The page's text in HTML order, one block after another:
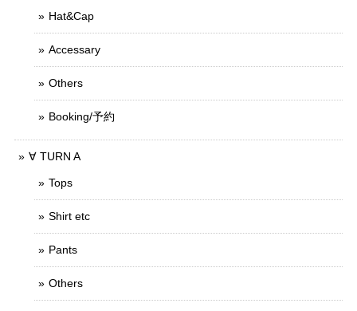
Hat&Cap
Accessary
Others
Booking/予約
∀ TURN A
Tops
Shirt etc
Pants
Others